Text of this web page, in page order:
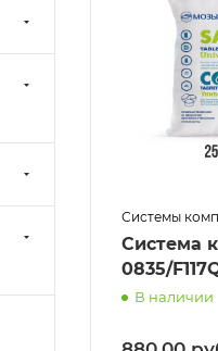
Системы
Система
0835/
В наличии